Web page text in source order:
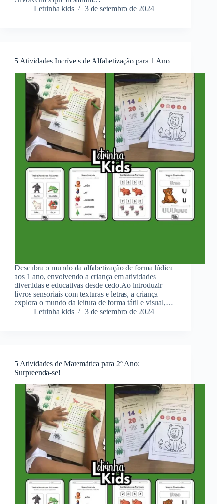
Letrinha kids
3 de setembro de 2024
5 Atividades Incríveis de Alfabetização para 1 Ano
Descubra o mundo da alfabetização de forma lúdica
aos 1 ano, envolvendo a criança em atividades
divertidas e educativas desde cedo.Ao introduzir
livros sensoriais com texturas e letras, a criança
explora o mundo da leitura de forma tátil e visual,…
Letrinha kids
3 de setembro de 2024
5 Atividades de Matemática para 2º Ano:
Surpreenda-se!